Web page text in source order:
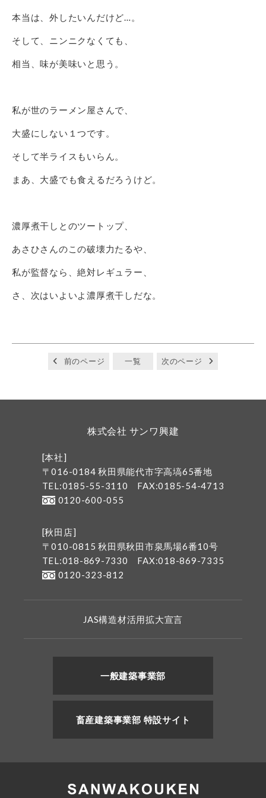
本当は、外したいんだけど…。
そして、ニンニクなくても、
相当、味が美味いと思う。
私が世のラーメン屋さんで、
大盛にしない１つです。
そして半ライスもいらん。
まあ、大盛でも食えるだろうけど。
濃厚煮干しとのツートップ、
あさひさんのこの破壊力たるや、
私が監督なら、絶対レギュラー、
さ、次はいよいよ濃厚煮干しだな。
前のページ 一覧 次のページ
株式会社 サンワ興建
[本社]
〒016-0184 秋田県能代市字高塙65番地
TEL:0185-55-3110
FAX:0185-54-4713
0120-600-055
[秋田店]
〒010-0815 秋田県秋田市泉馬場6番10号
TEL:018-869-7330
FAX:018-869-7335
0120-323-812
JAS構造材活用拡大宣言
一般建築事業部
畜産建築事業部 特設サイト